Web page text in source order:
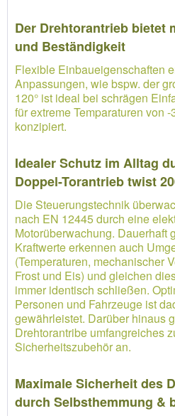
Der Drehtorantrieb bietet
und Beständigkeit
Flexible Einbaueigenschaften
Anpassungen, wie bspw. der
120° ist ideal bei schrägen
für extreme Temparaturen von -
konzipiert.
Idealer Schutz im Alltag
Doppel-Torantrieb twist
Die Steuerungstechnik
nach EN 12445 durch eine
Motorüberwachung. Dauerhaft
Kraftwerte erkennen auch
(Temperaturen, mechanischer
Frost und Eis) und gleichen
immer identisch schließen.
Personen und Fahrzeuge ist
gewährleistet. Darüber hinaus
Drehtorantribe umfangreiches
Sicherheitszubehör an.
Maximale Sicherheit des
durch Selbsthemmung &